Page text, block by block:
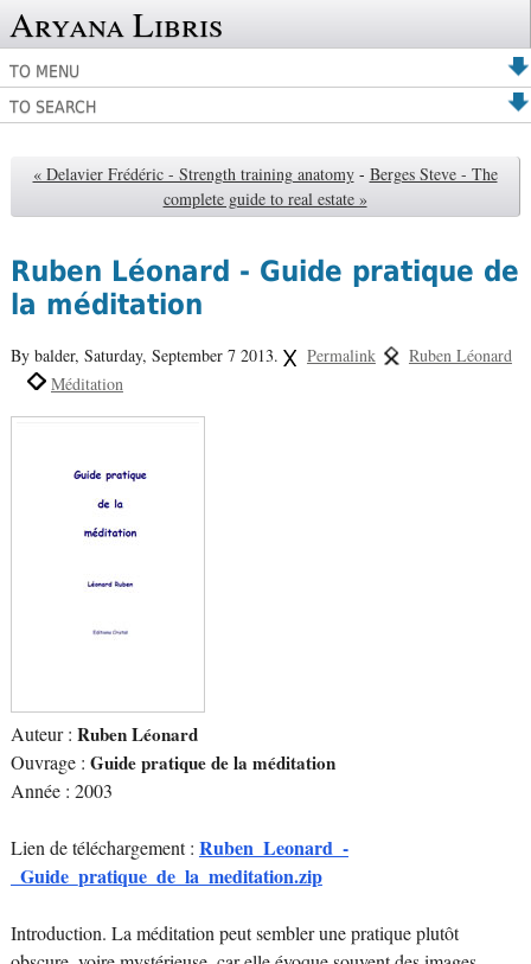
Aryana Libris
TO MENU
TO SEARCH
« Delavier Frédéric - Strength training anatomy - Berges Steve - The
complete guide to real estate »
Ruben Léonard - Guide pratique de
la méditation
By balder, Saturday, September 7 2013. Permalink
Ruben Léonard
Méditation
Auteur : Ruben Léonard
Ouvrage : Guide pratique de la méditation
Année : 2003
Lien de téléchargement : Ruben_Leonard_-
_Guide_pratique_de_la_meditation.zip
Introduction. La méditation peut sembler une pratique plutôt